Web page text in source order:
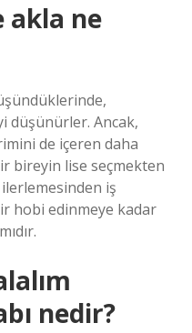
akla ne
düşünürler. Ancak,
de içeren daha
bireyin lise seçmekten
iş
hobi edinmeye kadar
nedir?